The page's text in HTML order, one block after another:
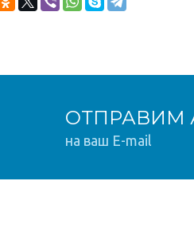
ОТПРАВИМ
на ваш E-mail